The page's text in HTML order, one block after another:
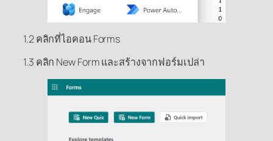
1.2 คลิกที่ไอคอน Forms
1.3 คลิก New Form และสร้างจากฟอร์มเปล่า